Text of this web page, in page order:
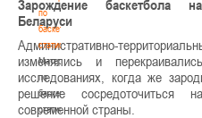
по
баскетбольной
статистике
Материалы
по
баскетбольной
статистике
Зарождение баскетбола
Беларуси
Административно-
изменялись и
исследованиях, когда же
решение сосредоточиться
современной страны.